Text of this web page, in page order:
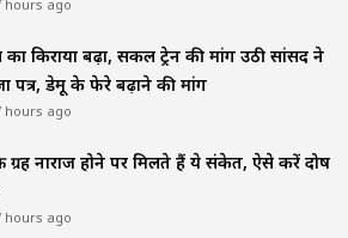
hours ago
किराया बढ़ा, सर्कल ट्रेन की मांग उठी सांसद ने
पत्र, डेमू के फेरे बढ़ाने की मांग
hours ago
ग्रह नाराज होने पर मिलते हैं ये संकेत, ऐसे करें दोष
hours ago